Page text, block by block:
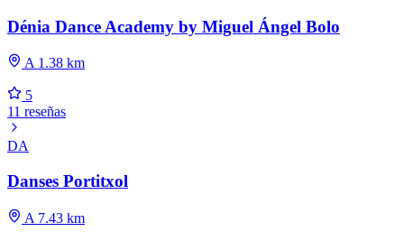
Dénia Dance Academy by Miguel Ángel Bolo
A 1.38 km
5
11 reseñas
DA
Danses Portitxol
A 7.43 km